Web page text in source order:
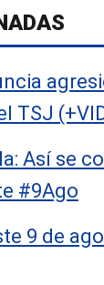
TSJ
Así se
#9Ago
9 de